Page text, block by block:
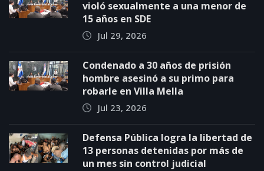
violó sexualmente a una menor de
15 años en SDE
Jul 29, 2026
Condenado a 30 años de prisión
hombre asesinó a su primo para
robarle en Villa Mella
Jul 23, 2026
Defensa Pública logra la libertad de
13 personas detenidas por más de
un mes sin control judicial